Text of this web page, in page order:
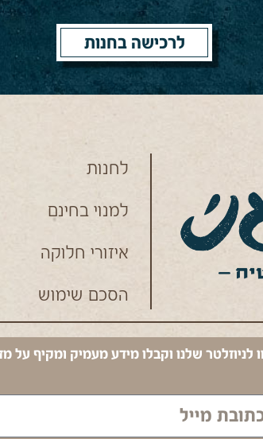
לרכישה בחנות
לחנות
למנוי בחינם
איזורי חלוקה
הסכם שימוש
לניוזלטר שלנו וקבלו מידע מעמיק ומקיף על